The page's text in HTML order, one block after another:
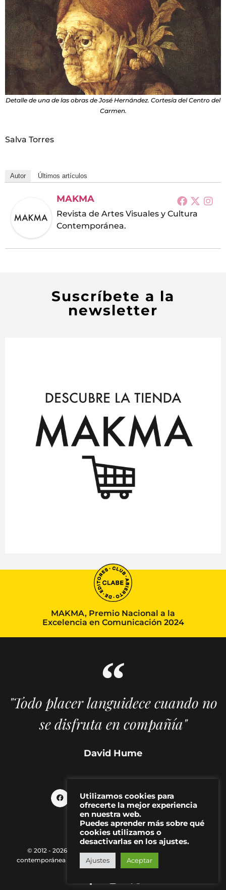
Detalle de una de las obras de José Hernández. Cortesía del Centro del
Carmen.
Salva Torres
Autor Últimos artículos
MAKMA
Revista de Artes Visuales y Cultura
Contemporánea.
Suscríbete a la
newsletter
MAKMA, Premio Nacional a la
Excelencia en Comunicación 2024
"Todo placer languidece cuando no
se disfruta en compañía"
David Hume
© 2012 - 2026 MAKMA | Revista de artes visuales y cultura
contemporánea |
Política de Privacidad|Aviso Legal
Utilizamos cookies para
ofrecerte la mejor experiencia
en nuestra web.
Puedes aprender más sobre qué
cookies utilizamos o
desactivarlas en los ajustes.
Ajustes Aceptar